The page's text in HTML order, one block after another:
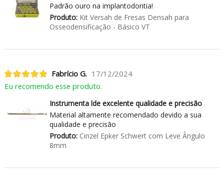
Padrão ouro na implantodontia!
Produto:Kit Versah de Fresas Densah para
Osseodensificação - Básico VT
Fabrício G. 17/12/2024
Eu recomendo esse produto.
Instrumenta lde excelente qualidade e precisão
Material altamente recomendado devido a sua
qualidade e precisão
Produto:Cinzel Epker Schwert com Leve Ângulo
8mm